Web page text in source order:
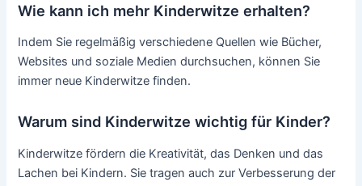
Wie kann ich mehr Kinderwitze erhalten?
Indem Sie regelmäßig verschiedene Quellen wie Bücher,
Websites und soziale Medien durchsuchen, können Sie
immer neue Kinderwitze finden.
Warum sind Kinderwitze wichtig für Kinder?
Kinderwitze fördern die Kreativität, das Denken und das
Lachen bei Kindern. Sie tragen auch zur Verbesserung der